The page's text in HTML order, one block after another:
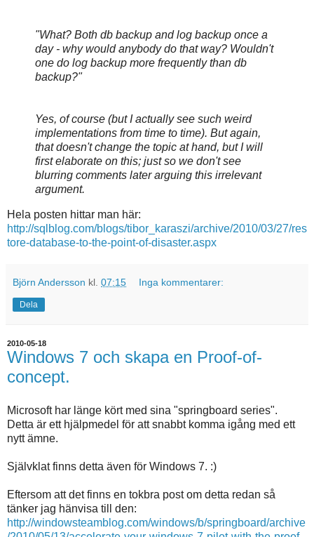
"What? Both db backup and log backup once a
day - why would anybody do that way? Wouldn't
one do log backup more frequently than db
backup?"
Yes, of course (but I actually see such weird
implementations from time to time). But again,
that doesn't change the topic at hand, but I will
first elaborate on this; just so we don't see
blurring comments later arguing this irrelevant
argument.
Hela posten hittar man här:
http://sqlblog.com/blogs/tibor_karaszi/archive/2010/03/27/res
tore-database-to-the-point-of-disaster.aspx
Björn Andersson kl. 07:15 Inga kommentarer:
Dela
2010-05-18
Windows 7 och skapa en Proof-of-
concept.
Microsoft har länge kört med sina "springboard series".
Detta är ett hjälpmedel för att snabbt komma igång med ett
nytt ämne.
Självklat finns detta även för Windows 7. :)
Eftersom att det finns en tokbra post om detta redan så
tänker jag hänvisa till den:
http://windowsteamblog.com/windows/b/springboard/archive